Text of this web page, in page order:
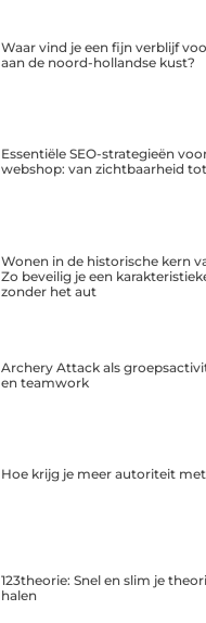
Waar vind je een fijn verblijf
aan de noord-hollandse kust?
Essentiële SEO-strategieën
webshop: van zichtbaarheid
Wonen in de historische kern
Zo beveilig je een
zonder het aut
Archery Attack als
en teamwork
Hoe krijg je meer autoriteit
123theorie: Snel en slim je
halen